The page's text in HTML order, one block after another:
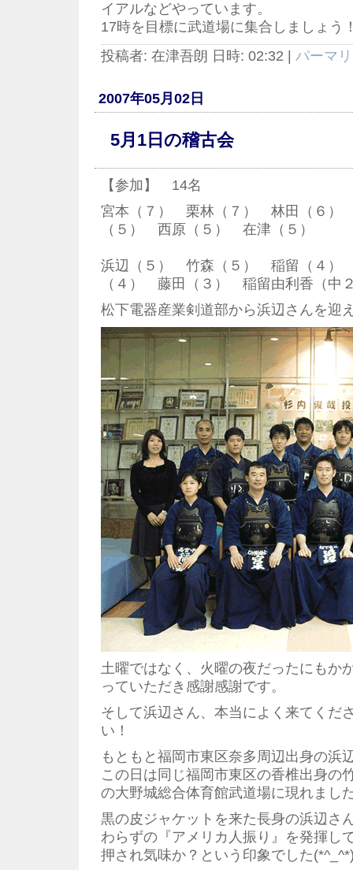
イアルなどやっています。
17時を目標に武道場に集合しましょう
投稿者: 在津吾朗 日時: 02:32
パーマ
2007年05月02日
5月1日の稽古会
【参加】 14名
宮本（７） 栗林（７） 林田（６
（５） 西原（５） 在津（５）
浜辺（５） 竹森（５） 稲留（４
（４） 藤田（３） 稲留由利香（中
松下電器産業剣道部から浜辺さんを迎
土曜ではなく、火曜の夜だったにもか
っていただき感謝感謝です。
そして浜辺さん、本当によく来てくだ
い！
もともと福岡市東区奈多周辺出身の浜
この日は同じ福岡市東区の香椎出身の
の大野城総合体育館武道場に現れまし
黒の皮ジャケットを来た長身の浜辺さ
わらずの『アメリカ人振り』を発揮し
押され気味か？という印象でした